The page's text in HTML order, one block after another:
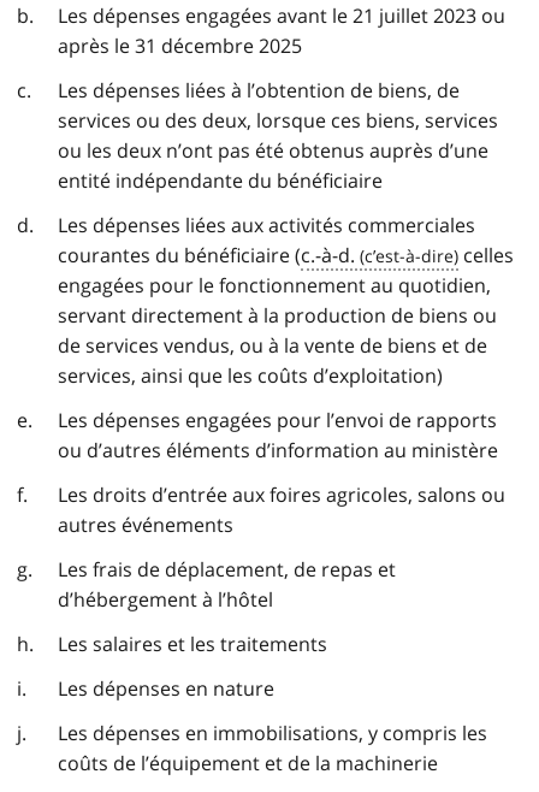
Les dépenses engagées avant le 21 juillet 2023 ou
après le 31 décembre 2025
Les dépenses liées à l’obtention de biens, de
services ou des deux, lorsque ces biens, services
ou les deux n’ont pas été obtenus auprès d’une
entité indépendante du bénéficiaire
Les dépenses liées aux activités commerciales
courantes du bénéficiaire (c.-à-d.
celles
engagées pour le fonctionnement au quotidien,
servant directement à la production de biens ou
de services vendus, ou à la vente de biens et de
services, ainsi que les coûts d’exploitation)
Les dépenses engagées pour l’envoi de rapports
ou d’autres éléments d’information au ministère
Les droits d’entrée aux foires agricoles, salons ou
autres événements
Les frais de déplacement, de repas et
d’hébergement à l’hôtel
Les salaires et les traitements
Les dépenses en nature
Les dépenses en immobilisations, y compris les
coûts de l’équipement et de la machinerie